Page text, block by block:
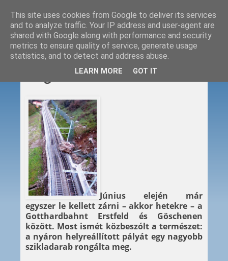
2012. 11. 15.
Megint áll a Gotthard
Június elején már
egyszer le kellett zárni – akkor hetekre – a
Gotthardbahnt Erstfeld és Göschenen
között. Most ismét közbeszólt a természet:
a nyáron helyreállított pályát egy nagyobb
szikladarab rongálta meg.
This site uses cookies from Google to deliver its services
and to analyze traffic. Your IP address and user-agent are
shared with Google along with performance and security
metrics to ensure quality of service, generate usage
statistics, and to detect and address abuse.
LEARN MORE GOT IT